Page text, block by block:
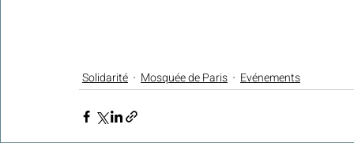
Solidarité Mosquée de Paris Evénements